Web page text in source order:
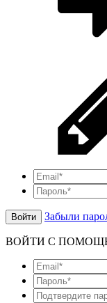
Войти Забыли
ВОЙТИ С